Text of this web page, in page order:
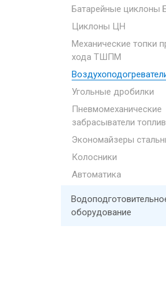
Батарейные циклоны
Циклоны ЦН
Механические топки
хода ТШПМ
Угольные дробилки
Пневмомеханические
забрасыватели
Экономайзеры
Колосники
Автоматика
оборудование